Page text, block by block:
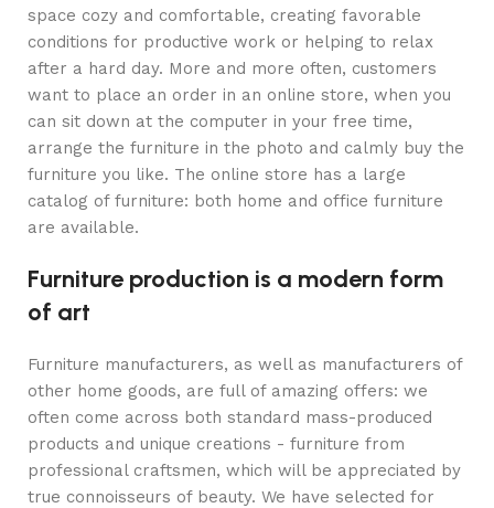
space cozy and comfortable, creating favorable
conditions for productive work or helping to relax
after a hard day. More and more often, customers
want to place an order in an online store, when you
can sit down at the computer in your free time,
arrange the furniture in the photo and calmly buy the
furniture you like. The online store has a large
catalog of furniture: both home and office furniture
are available.
Furniture production is a modern form
of art
Furniture manufacturers, as well as manufacturers of
other home goods, are full of amazing offers: we
often come across both standard mass-produced
products and unique creations - furniture from
professional craftsmen, which will be appreciated by
true connoisseurs of beauty. We have selected for